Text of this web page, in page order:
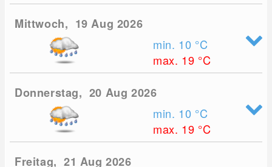
Mittwoch, 19 Aug 2026
min. 10 °C
max. 19 °C
Donnerstag, 20 Aug 2026
min. 10 °C
max. 19 °C
Freitag, 21 Aug 2026